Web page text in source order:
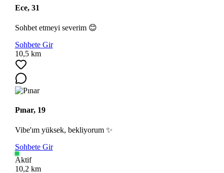
Ece, 31
Sohbet etmeyi severim 😊
Sohbete Gir
10,5 km
Pınar, 19
Vibe'ım yüksek, bekliyorum ✨
Sohbete Gir
Aktif
10,2 km